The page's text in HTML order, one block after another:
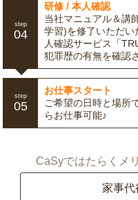
step
04
研修 / 本人確認
当社マニュアル＆講
学習)を修了いただ
人確認サービス「
犯罪歴の有無を確認
step
05
お仕事スタート
ご希望の日時と場所
らお仕事可能♪
CaSyではたらくメ
家事代